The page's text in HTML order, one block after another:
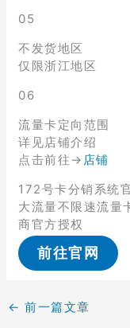
05
不发货地区
仅限浙江地区
06
流量卡定向范围
详见店铺介绍
点击前往→ 店铺
172号卡分销系统
大流量不限速流量
商官方授权
前往官网
← 前一篇文章